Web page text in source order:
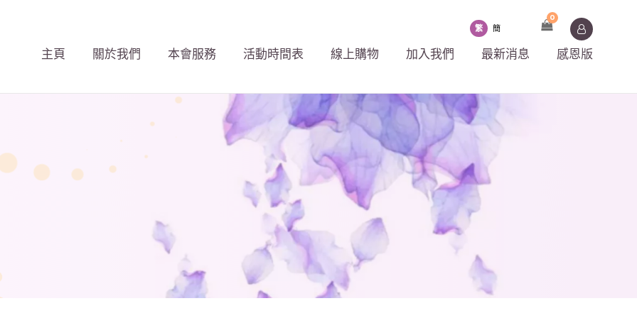
主頁 關於我們 本會服務 活動時間表 線上購物 加入我們 最新消息 感恩版
繁 簡
0